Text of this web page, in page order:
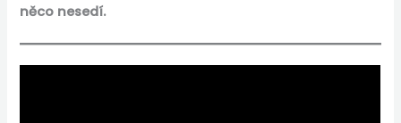
něco nesedí.